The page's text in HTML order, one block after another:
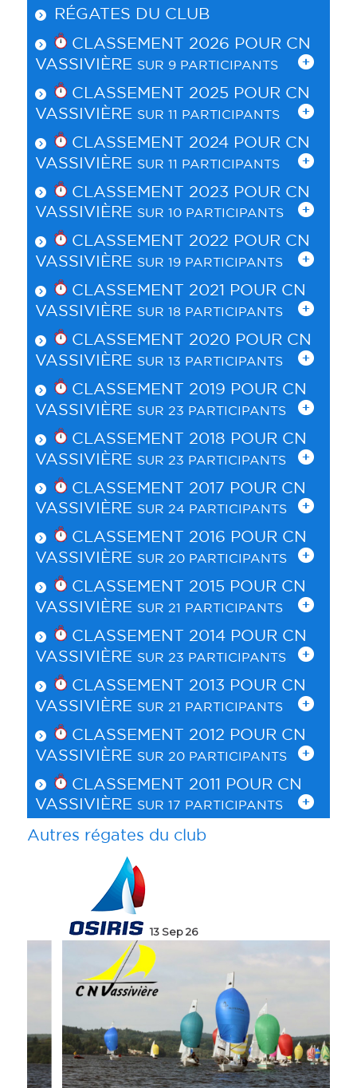
RÉGATES DU CLUB
CLASSEMENT 2026 POUR CN
VASSIVIÈRE SUR 9 PARTICIPANTS
CLASSEMENT 2025 POUR CN
VASSIVIÈRE SUR 11 PARTICIPANTS
CLASSEMENT 2024 POUR CN
VASSIVIÈRE SUR 11 PARTICIPANTS
CLASSEMENT 2023 POUR CN
VASSIVIÈRE SUR 10 PARTICIPANTS
CLASSEMENT 2022 POUR CN
VASSIVIÈRE SUR 19 PARTICIPANTS
CLASSEMENT 2021 POUR CN
VASSIVIÈRE SUR 18 PARTICIPANTS
CLASSEMENT 2020 POUR CN
VASSIVIÈRE SUR 13 PARTICIPANTS
CLASSEMENT 2019 POUR CN
VASSIVIÈRE SUR 23 PARTICIPANTS
CLASSEMENT 2018 POUR CN
VASSIVIÈRE SUR 23 PARTICIPANTS
CLASSEMENT 2017 POUR CN
VASSIVIÈRE SUR 24 PARTICIPANTS
CLASSEMENT 2016 POUR CN
VASSIVIÈRE SUR 20 PARTICIPANTS
CLASSEMENT 2015 POUR CN
VASSIVIÈRE SUR 21 PARTICIPANTS
CLASSEMENT 2014 POUR CN
VASSIVIÈRE SUR 23 PARTICIPANTS
CLASSEMENT 2013 POUR CN
VASSIVIÈRE SUR 21 PARTICIPANTS
CLASSEMENT 2012 POUR CN
VASSIVIÈRE SUR 20 PARTICIPANTS
CLASSEMENT 2011 POUR CN
VASSIVIÈRE SUR 17 PARTICIPANTS
Autres régates du club
13 Sep 26